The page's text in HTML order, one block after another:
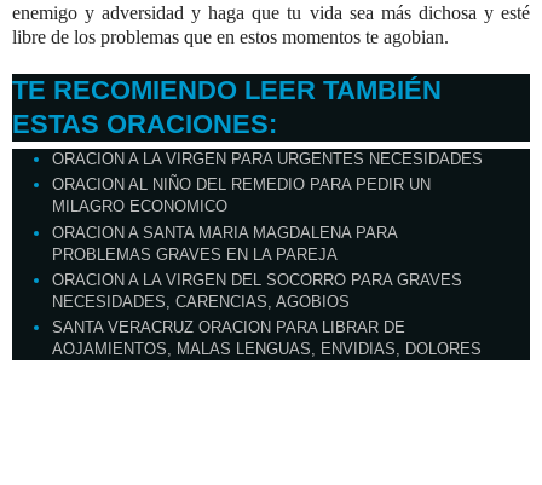
enemigo y adversidad y haga que tu vida sea más dichosa y esté
libre de los problemas que en estos momentos te agobian.
TE RECOMIENDO LEER TAMBIÉN
ESTAS ORACIONES:
ORACION A LA VIRGEN PARA URGENTES NECESIDADES
ORACION AL NIÑO DEL REMEDIO PARA PEDIR UN
MILAGRO ECONOMICO
ORACION A SANTA MARIA MAGDALENA PARA
PROBLEMAS GRAVES EN LA PAREJA
ORACION A LA VIRGEN DEL SOCORRO PARA GRAVES
NECESIDADES, CARENCIAS, AGOBIOS
SANTA VERACRUZ ORACION PARA LIBRAR DE
AOJAMIENTOS, MALAS LENGUAS, ENVIDIAS, DOLORES